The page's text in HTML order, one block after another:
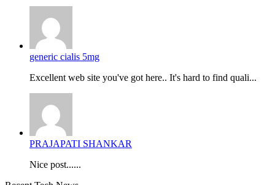
generic cialis 5mg
Excellent web site you've got here.. It's hard to find quali...
PRAJAPATI SHANKAR
Nice post......